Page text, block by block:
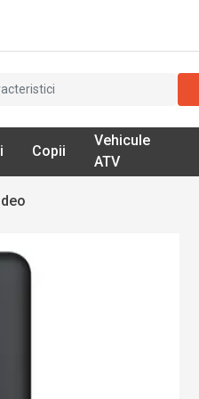
Copii
Vehicule
ATV